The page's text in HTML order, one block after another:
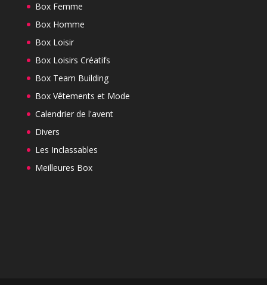
Box Femme
Box Homme
Box Loisir
Box Loisirs Créatifs
Box Team Building
Box Vêtements et Mode
Calendrier de l'avent
Divers
Les Inclassables
Meilleures Box